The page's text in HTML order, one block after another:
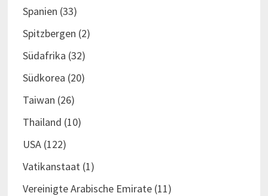
Spanien (33)
Spitzbergen (2)
Südafrika (32)
Südkorea (20)
Taiwan (26)
Thailand (10)
USA(122)
Vatikanstaat (1)
Vereinigte Arabische Emirate(11)